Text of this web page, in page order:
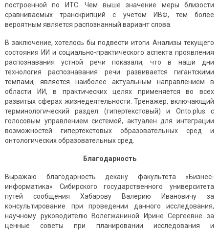
построенной по ИТС. Чем выше значение меры близости
сравниваемых транскрипций с учетом ИВФ, тем более
вероятным является распознанный вариант слова.
В заключение, хотелось бы подвести итоги. Анализы текущего
состояния ИИ и социально-практического аспекта проявления
распознавания устной речи показали, что в наши дни
технология распознавания речи развивается гигантскими
темпами, является наиболее актуальным направлением в
области ИИ, в практических целях применяется во всех
развитых сферах жизнедеятельности. Тренажер, включающий
терминологический раздел (гипертекстовый) и Onto.plus с
голосовым управлением системой, актуален для интеграции
возможностей гипертекстовых образовательных сред и
онтологических образовательных сред.
Благодарность
Выражаю благодарность декану факультета «Бизнес-
информатика» Сибирского государственного университета
путей сообщения Хабарову Валерию Ивановичу за
консультирование при проведении данного исследования,
научному руководителю Волегжаниной Ирине Сергеевне за
ценные советы при планировании исследования и